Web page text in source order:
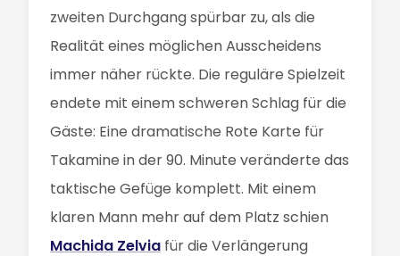
zweiten Durchgang spürbar zu, als die
Realität eines möglichen Ausscheidens
immer näher rückte. Die reguläre Spielzeit
endete mit einem schweren Schlag für die
Gäste: Eine dramatische Rote Karte für
Takamine in der 90. Minute veränderte das
taktische Gefüge komplett. Mit einem
klaren Mann mehr auf dem Platz schien
Machida Zelvia für die Verlängerung